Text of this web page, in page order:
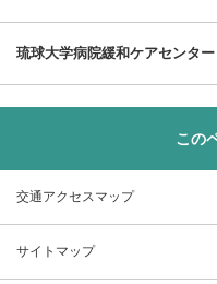
琉球大学病院緩和ケアセンター
この
交通アクセスマップ
サイトマップ